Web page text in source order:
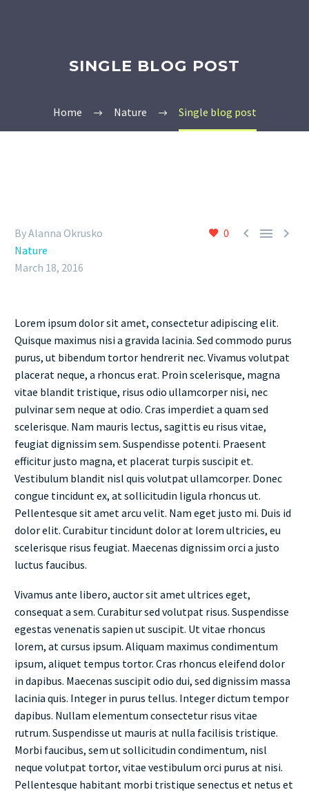
SINGLE BLOG POST
Home Nature Single blog post
0   
By Alanna Okrusko
Nature
March 18, 2016
Lorem ipsum dolor sit amet, consectetur adipiscing elit.
Quisque maximus nisi a gravida lacinia. Sed commodo purus
purus, ut bibendum tortor hendrerit nec. Vivamus volutpat
placerat neque, a rhoncus erat. Proin scelerisque, magna
vitae blandit tristique, risus odio ullamcorper nisi, nec
pulvinar sem neque at odio. Cras imperdiet a quam sed
scelerisque. Nam mauris lectus, sagittis eu risus vitae,
feugiat dignissim sem. Suspendisse potenti. Praesent
efficitur justo magna, et placerat turpis suscipit et.
Vestibulum blandit nisl quis volutpat ullamcorper. Donec
congue tincidunt ex, at sollicitudin ligula rhoncus ut.
Pellentesque sit amet arcu velit. Nam eget justo mi. Duis id
dolor elit. Curabitur tincidunt dolor at lorem ultricies, eu
scelerisque risus feugiat. Maecenas dignissim orci a justo
luctus faucibus.
Vivamus ante libero, auctor sit amet ultrices eget,
consequat a sem. Curabitur sed volutpat risus. Suspendisse
egestas venenatis sapien ut suscipit. Ut vitae rhoncus
lorem, at cursus ipsum. Aliquam maximus condimentum
ipsum, aliquet tempus tortor. Cras rhoncus eleifend dolor
in dapibus. Maecenas suscipit odio dui, sed dignissim massa
lacinia quis. Integer in purus tellus. Integer dictum tempor
dapibus. Nullam elementum consectetur risus vitae
rutrum. Suspendisse ut mauris at nulla facilisis tristique.
Morbi faucibus, sem ut sollicitudin condimentum, nisl
neque volutpat tortor, vitae vestibulum orci purus at nisi.
Pellentesque habitant morbi tristique senectus et netus et